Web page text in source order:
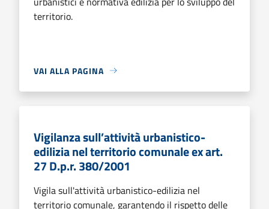
territorio.
VAI ALLA PAGINA
Vigilanza sull’attività urbanistico-
edilizia nel territorio comunale ex art.
27 D.p.r. 380/2001
Vigila sull'attività urbanistico-edilizia nel
territorio comunale, garantendo il rispetto delle